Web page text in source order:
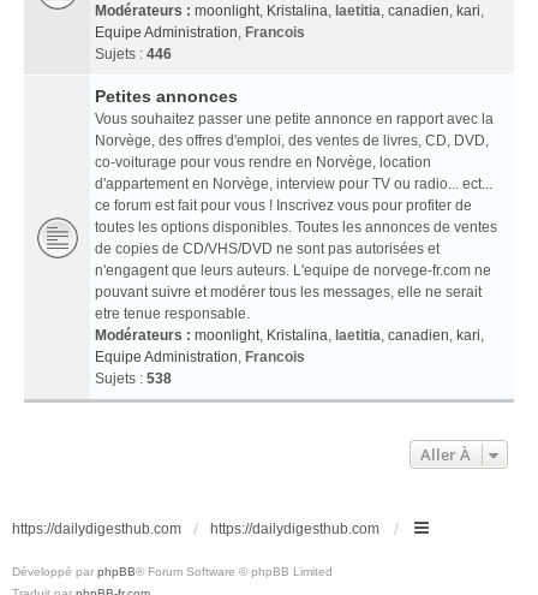
Modérateurs : moonlight, Kristalina, laetitia, canadien, kari,
Equipe Administration, Francois
Sujets : 446
Petites annonces
Vous souhaitez passer une petite annonce en rapport avec la
Norvège, des offres d'emploi, des ventes de livres, CD, DVD,
co-voiturage pour vous rendre en Norvège, location
d'appartement en Norvège, interview pour TV ou radio... ect...
ce forum est fait pour vous ! Inscrivez vous pour profiter de
toutes les options disponibles. Toutes les annonces de ventes
de copies de CD/VHS/DVD ne sont pas autorisées et
n'engagent que leurs auteurs. L'equipe de norvege-fr.com ne
pouvant suivre et modérer tous les messages, elle ne serait
etre tenue responsable.
Modérateurs : moonlight, Kristalina, laetitia, canadien, kari,
Equipe Administration, Francois
Sujets : 538
Aller À
https://dailydigesthub.com https://dailydigesthub.com
Développé par phpBB® Forum Software © phpBB Limited